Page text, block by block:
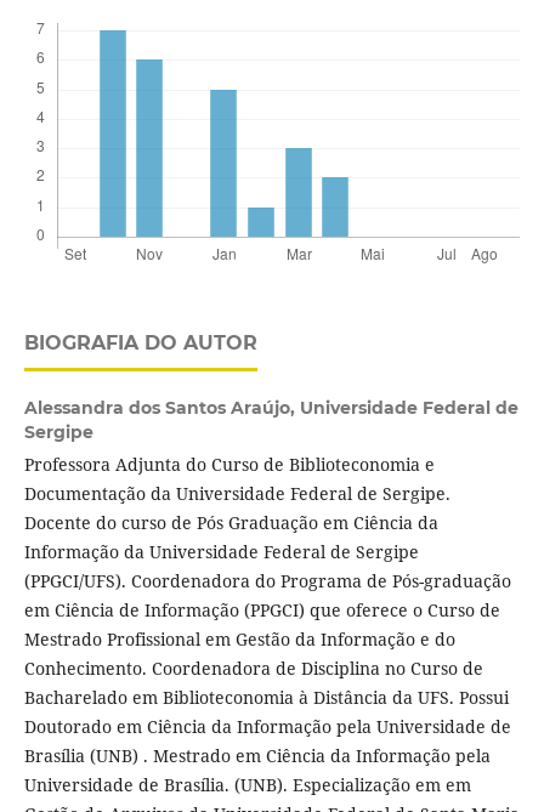
BIOGRAFIA DO AUTOR
Alessandra dos Santos Araújo, Universidade Federal de
Sergipe
Professora Adjunta do Curso de Biblioteconomia e
Documentação da Universidade Federal de Sergipe.
Docente do curso de Pós Graduação em Ciência da
Informação da Universidade Federal de Sergipe
(PPGCI/UFS). Coordenadora do Programa de Pós-graduação
em Ciência de Informação (PPGCI) que oferece o Curso de
Mestrado Profissional em Gestão da Informação e do
Conhecimento. Coordenadora de Disciplina no Curso de
Bacharelado em Biblioteconomia à Distância da UFS. Possui
Doutorado em Ciência da Informação pela Universidade de
Brasília (UNB) . Mestrado em Ciência da Informação pela
Universidade de Brasília. (UNB). Especialização em em